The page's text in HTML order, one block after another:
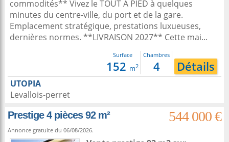
commodités** Vivez le TOUT A PIED à quelques
minutes du centre-ville, du port et de la gare.
Emplacement stratégique, prestations luxueuses,
dernières normes. **LIVRAISON 2027** Cette mai...
Surface
152 m2
Chambres
4 Détails
UTOPIA
Levallois-perret
Prestige 4 pièces 92 m²
544 000 €
Annonce gratuite du 06/08/2026.